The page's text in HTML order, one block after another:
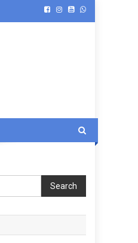
Search